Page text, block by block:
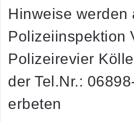
Hinweise werden
Polizeiinspektion
Polizeirevier
der Tel.Nr.:
erbeten